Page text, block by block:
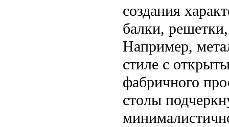
создания
балки,
Например,
стиле с
фабричного
столы